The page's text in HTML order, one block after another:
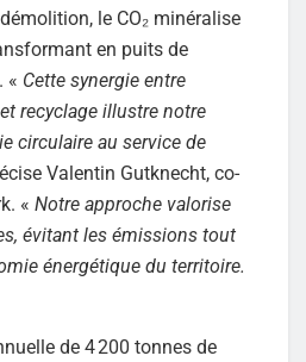
le CO₂ minéralise
en puits de
« Cette synergie entre
recyclage illustre notre
circulaire au service de
Valentin Gutknecht, co-
« Notre approche valorise
évitant les émissions tout
énergétique du territoire.
de 4 200 tonnes de